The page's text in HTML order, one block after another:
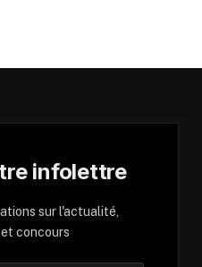
infolettre
sur l'actualité,
concours